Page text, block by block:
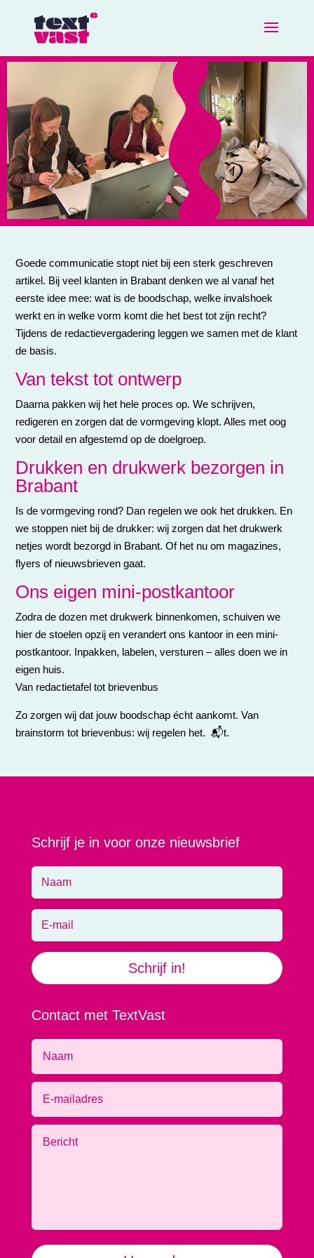
Goede communicatie stopt niet bij een sterk geschreven
artikel. Bij veel klanten in Brabant denken we al vanaf het
eerste idee mee: wat is de boodschap, welke invalshoek
werkt en in welke vorm komt die het best tot zijn recht?
Tijdens de redactievergadering leggen we samen met de klant
de basis.
Van tekst tot ontwerp
Daarna pakken wij het hele proces op. We schrijven,
redigeren en zorgen dat de vormgeving klopt. Alles met oog
voor detail en afgestemd op de doelgroep.
Drukken en drukwerk bezorgen in
Brabant
Is de vormgeving rond? Dan regelen we ook het drukken. En
we stoppen niet bij de drukker: wij zorgen dat het drukwerk
netjes wordt bezorgd in Brabant. Of het nu om magazines,
flyers of nieuwsbrieven gaat.
Ons eigen mini-postkantoor
Zodra de dozen met drukwerk binnenkomen, schuiven we
hier de stoelen opzij en verandert ons kantoor in een mini-
postkantoor. Inpakken, labelen, versturen – alles doen we in
eigen huis.
Van redactietafel tot brievenbus
Zo zorgen wij dat jouw boodschap écht aankomt. Van
brainstorm tot brievenbus: wij regelen het. 📬t.
Schrijf je in voor onze nieuwsbrief
Schrijf in!
Contact met TextVast
Alternative: